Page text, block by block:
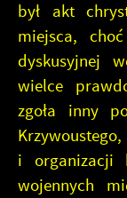
był akt
miejsca,
dyskusyjnej
wielce
zgoła inny
i organizacji
wojennych